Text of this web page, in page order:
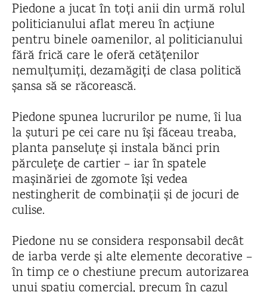
Piedone a jucat în toți anii din urmă rolul
politicianului aflat mereu în acțiune
pentru binele oamenilor, al politicianului
fără frică care le oferă cetățenilor
nemulțumiți, dezamăgiți de clasa politică
șansa să se răcorească.
Piedone spunea lucrurilor pe nume, îi lua
la șuturi pe cei care nu își făceau treaba,
planta panseluțe și instala bănci prin
părculețe de cartier – iar în spatele
mașinăriei de zgomote își vedea
nestingherit de combinații și de jocuri de
culise.
Piedone nu se considera responsabil decât
de iarba verde și alte elemente decorative –
în timp ce o chestiune precum autorizarea